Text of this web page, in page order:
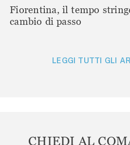
Fiorentina, il tempo
cambio di passo
LEGGI TUTTI GLI
CHIEDI AL